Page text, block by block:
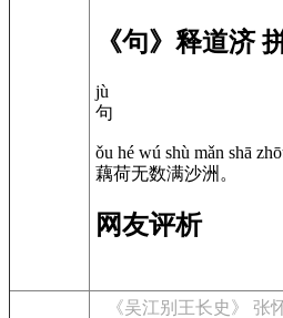
《句》释道济
jù
句
ǒu hé wú shù mǎn shā
藕荷无数满沙洲。
网友评析
《吴江别王长史》 张